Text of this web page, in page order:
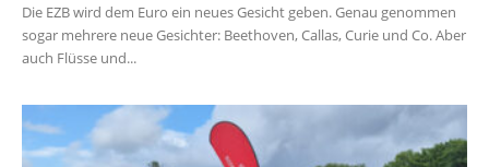
Die EZB wird dem Euro ein neues Gesicht geben. Genau genommen
sogar mehrere neue Gesichter: Beethoven, Callas, Curie und Co. Aber
auch Flüsse und...